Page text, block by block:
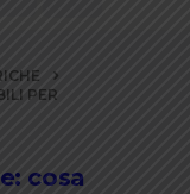
PER
cosa